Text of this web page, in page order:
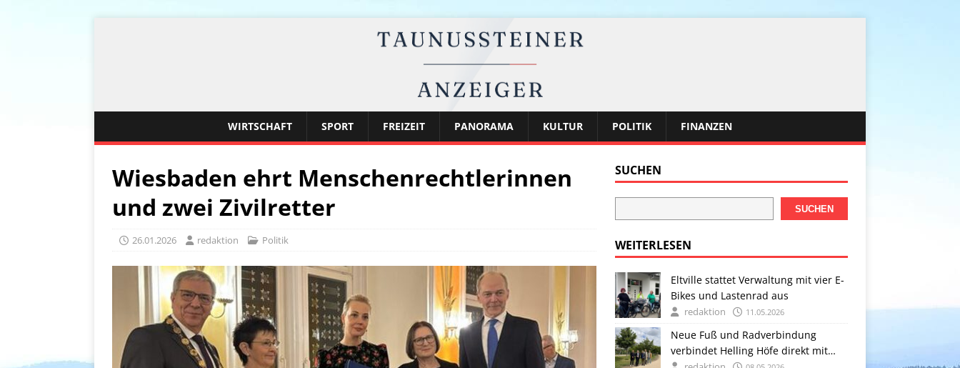
WIRTSCHAFT SPORT FREIZEIT PANORAMA KULTUR POLITIK FINANZEN
Wiesbaden ehrt Menschenrechtlerinnen
und zwei Zivilretter
26.01.2026 redaktion Politik
SUCHEN
SUCHEN
WEITERLESEN
Eltville stattet Verwaltung mit vier E-
Bikes und Lastenrad aus
redaktion 11.05.2026
Neue Fuß und Radverbindung
verbindet Helling Höfe direkt mit